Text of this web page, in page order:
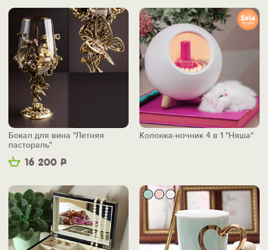
16 200 Р
Бокал для вина "Летняя
пастораль"
Колонка-ночник 4 в 1 "Няша"